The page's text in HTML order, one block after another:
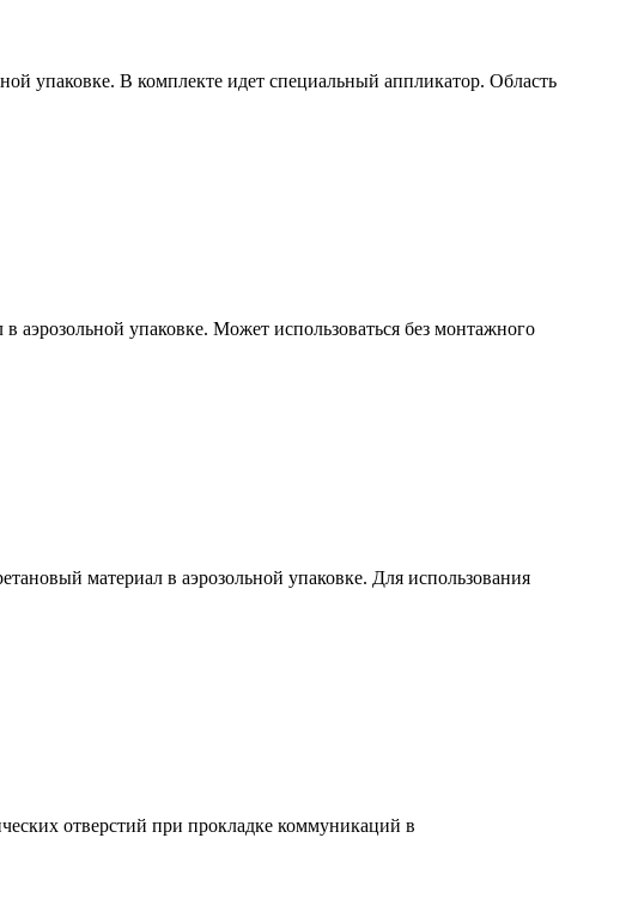
упаковке. В комплекте идет специальный аппликатор. Область
аэрозольной упаковке. Может использоваться без монтажного
материал в аэрозольной упаковке. Для использования
отверстий при прокладке коммуникаций в